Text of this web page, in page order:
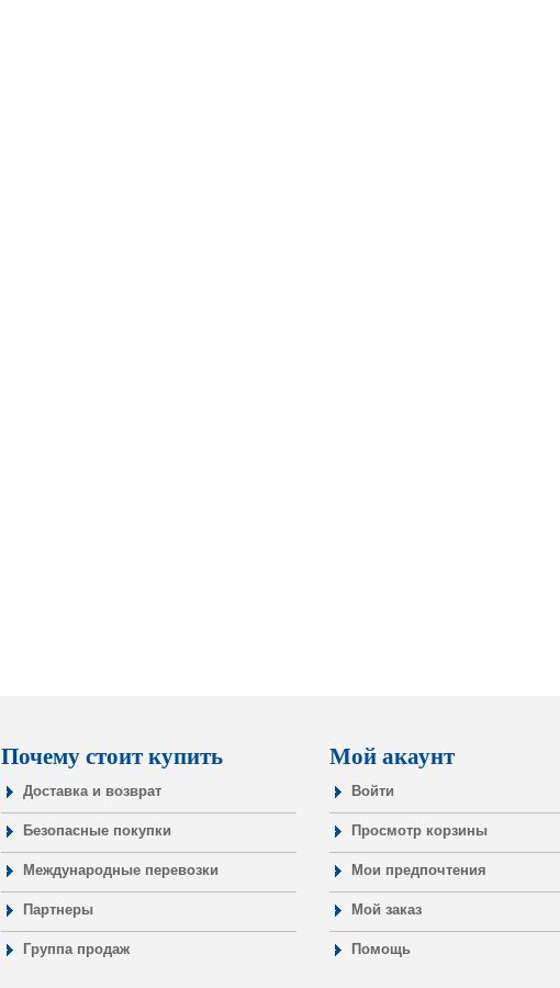
Почему стоит купить
Доставка и возврат
Безопасные покупки
Международные перевозки
Партнеры
Группа продаж
Мой акаунт
Войти
Просмотр корзины
Мои предпочтения
Мой заказ
Помощь